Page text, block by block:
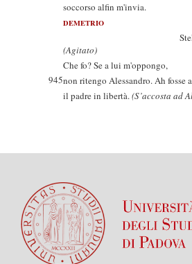
soccorso alfin m'invia.
DEMETRIO
Stelle, è
(Agitato)
Che fo? Se a lui m'oppongo,
945non ritengo Alessandro. Ah fosse
il padre in libertà.(S’accosta ad